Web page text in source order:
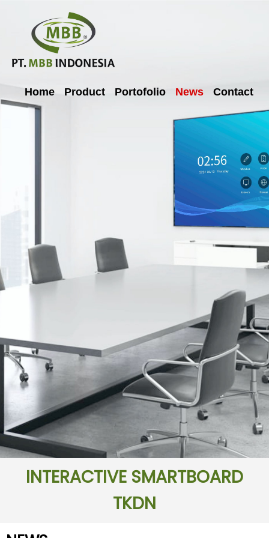
Home Product Portofolio News Contact
INTERACTIVE SMARTBOARD
TKDN